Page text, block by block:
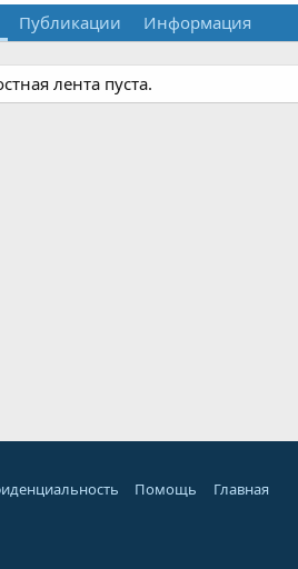
Публикации Информация
лента пуста.
Помощь Главная